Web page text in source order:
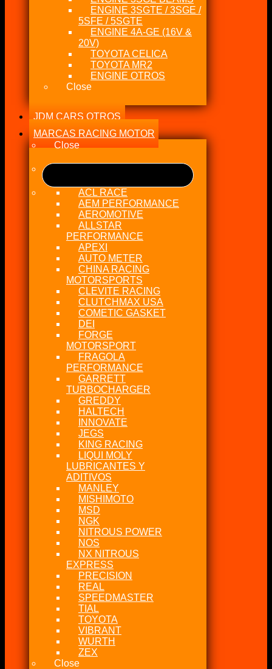
ENGINE 3SGTE / 3SGE /
5SFE / 5SGTE
ENGINE 4A-GE (16V &
20V)
TOYOTA CELICA
TOYOTA MR2
ENGINE OTROS
Close
JDM CARS OTROS
MARCAS RACING MOTOR
Close
ACL RACE
AEM PERFORMANCE
AEROMOTIVE
ALLSTAR
PERFORMANCE
APEXI
AUTO METER
CHINA RACING
MOTORSPORTS
CLEVITE RACING
CLUTCHMAX USA
COMETIC GASKET
DEI
FORGE
MOTORSPORT
FRAGOLA
PERFORMANCE
GARRETT
TURBOCHARGER
GREDDY
HALTECH
INNOVATE
JEGS
KING RACING
LIQUI MOLY
LUBRICANTES Y
ADITIVOS
MANLEY
MISHIMOTO
MSD
NGK
NITROUS POWER
NOS
NX NITROUS
EXPRESS
PRECISION
REAL
SPEEDMASTER
TIAL
TOYOTA
VIBRANT
WURTH
ZEX
Close